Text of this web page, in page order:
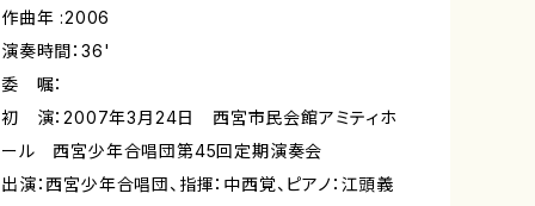
作曲年 :2006
演奏時間：36'
委 嘱：
初 演：2007年3月24日 西宮市民会館アミティホ
ール 西宮少年合唱団第45回定期演奏会
出演：西宮少年合唱団、指揮：中西覚、ピアノ：江頭義